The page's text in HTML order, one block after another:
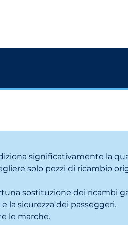
significativamente la
solo pezzi di ricambio
sostituzione dei ricambi
la sicurezza dei passeggeri.
le marche.